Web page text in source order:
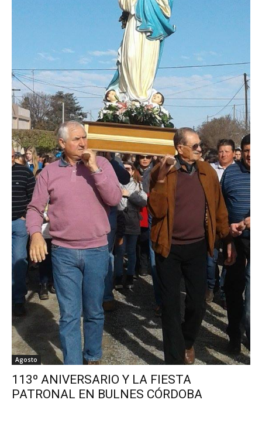
Agosto
113º ANIVERSARIO Y LA FIESTA
PATRONAL EN BULNES CÓRDOBA